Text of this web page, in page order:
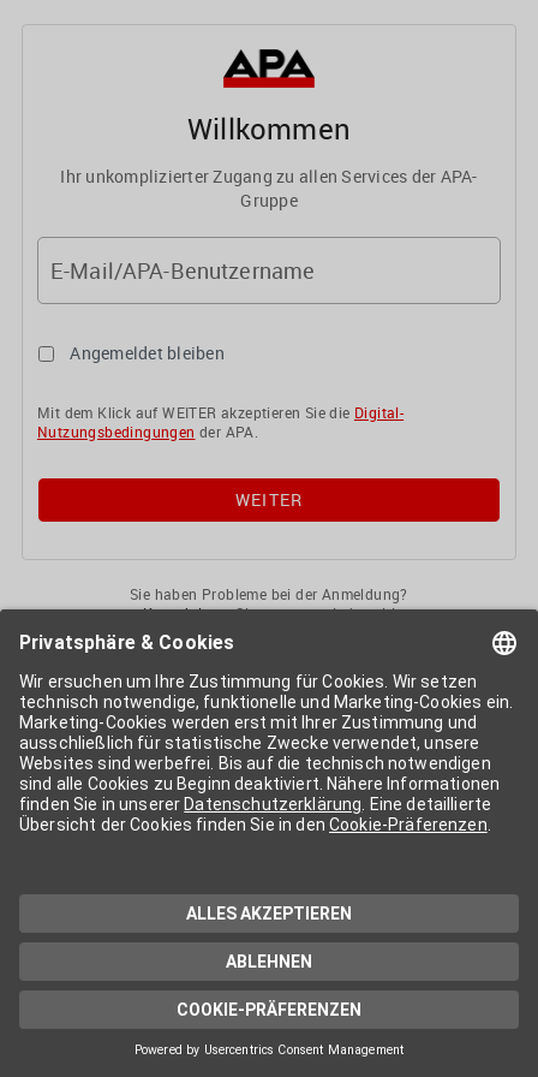
Willkommen
Ihr unkomplizierter Zugang zu allen Services der APA-
Gruppe
E-Mail/APA-Benutzername
Angemeldet bleiben
Mit dem Klick auf WEITER akzeptieren Sie die Digital-
Nutzungsbedingungen der APA.
Sie haben Probleme bei der Anmeldung?
KontaktierenSie uns gerne jederzeit!
APA-User
Services der APA-Gruppe. Für die Nutzung der einzelnen Anwendungen
kann eine weitere Freischaltung nötig sein. Kosten fallen nur nach einer
Bestellung und genauer Kosteninformation an.
Wenn nicht anders erwähnt, gelten dieAllgemeinen
Geschäftsbedingungender APA - Austria Presse Agentur.
Die von Ihnen angegebenen Daten werden ausschließlich für die
Zwecke der Demo-Nutzung bzw. des Vertragsverhältnisses genutzt.
Eine darüber hinaus gehende oder andersartige Verwendung ist nur mit
technischen Support stehen wir Ihnen jederzeit gerne zur Verfügung.
Datenschutzerklärung
Cookie-Präferenzen